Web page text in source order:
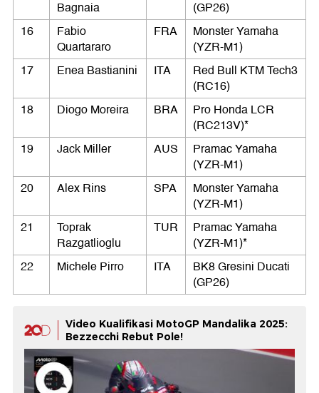
Bagnaia
(GP26)
16
Fabio
Quartararo
FRA
Monster Yamaha
(YZR-M1)
17
Enea Bastianini ITA
Red Bull KTM Tech3
(RC16)
18
Diogo Moreira BRA
Pro Honda LCR
(RC213V)*
19
Jack Miller AUS
Pramac Yamaha
(YZR-M1)
20
Alex Rins SPA
Monster Yamaha
(YZR-M1)
21
Toprak
Razgatlioglu
TUR
Pramac Yamaha
(YZR-M1)*
22
Michele Pirro ITA
BK8 Gresini Ducati
(GP26)
Video Kualifikasi MotoGP Mandalika 2025:
Bezzecchi Rebut Pole!